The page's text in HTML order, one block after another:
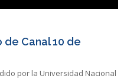
Canal 10 de
por la Universidad Nacional